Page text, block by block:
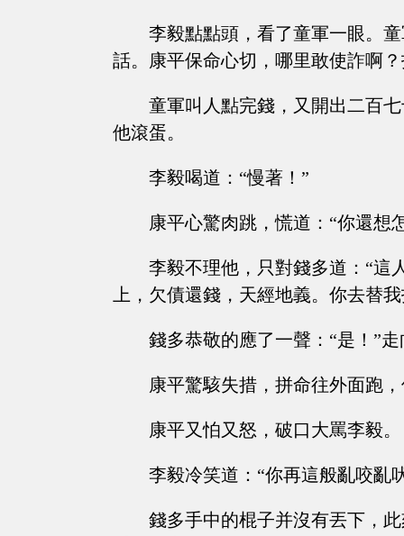
李毅點點頭，看了童軍一眼。
話。康平保命心切，哪里敢使詐啊
童軍叫人點完錢，又開出二百
他滾蛋。
李毅喝道：“慢著！”
康平心驚肉跳，慌道：“你還想
李毅不理他，只對錢多道：“這
上，欠債還錢，天經地義。你去替
錢多恭敬的應了一聲：“是！”
康平驚駭失措，拼命往外面跑
康平又怕又怒，破口大罵李毅。
李毅冷笑道：“你再這般亂咬亂
錢多手中的棍子并沒有丟下，